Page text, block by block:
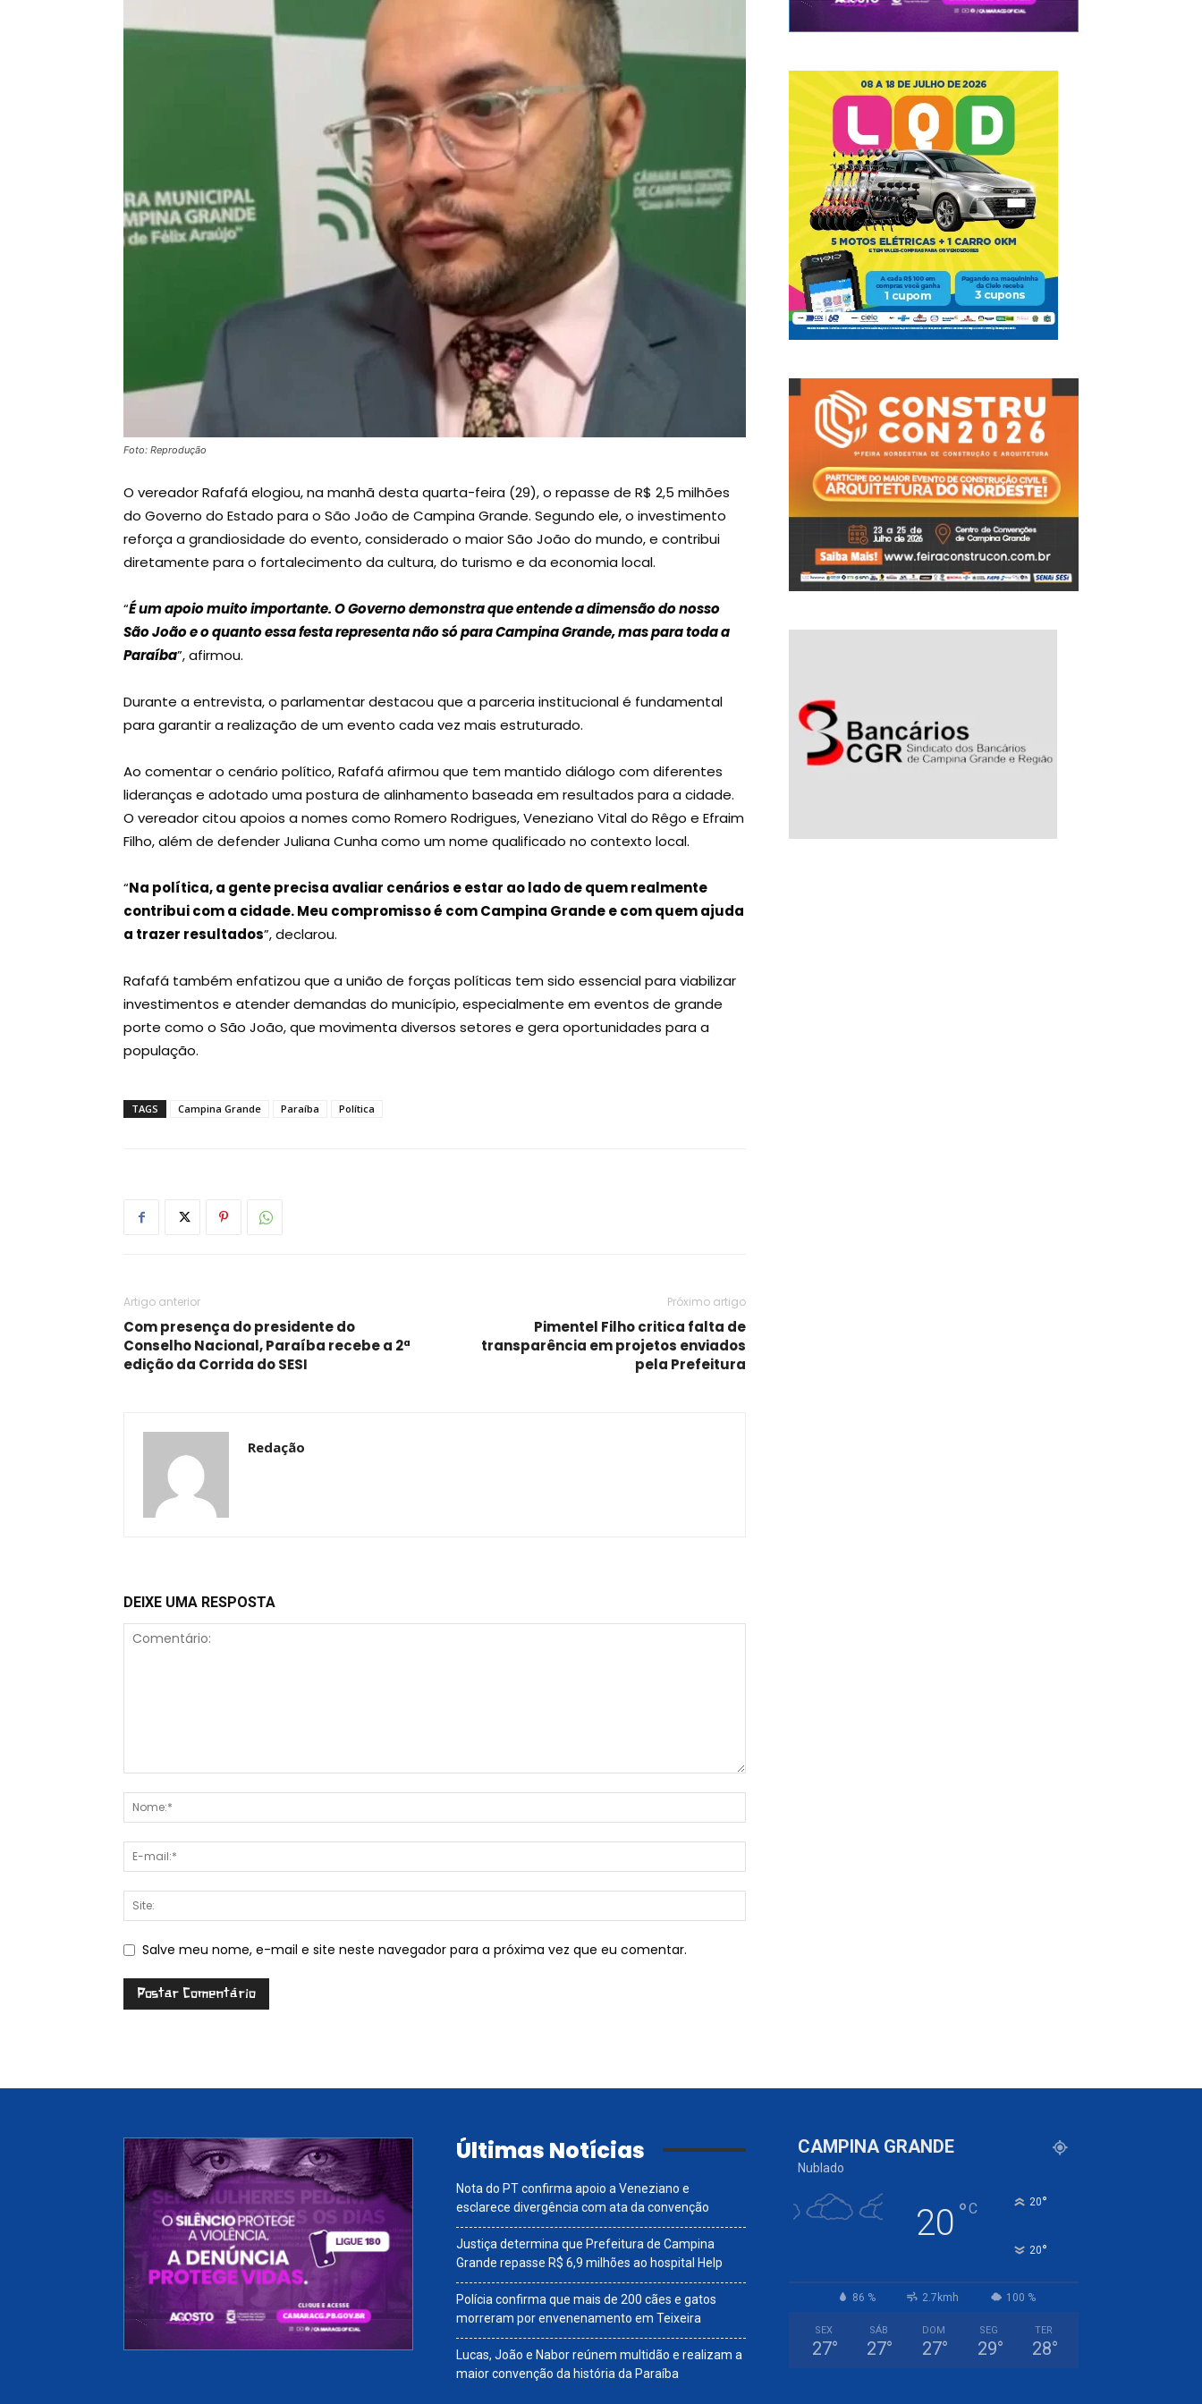
Foto: Reprodução
O vereador Rafafá elogiou, na manhã desta quarta-feira (29), o repasse de R$ 2,5 milhões
do Governo do Estado para o São João de Campina Grande. Segundo ele, o investimento
reforça a grandiosidade do evento, considerado o maior São João do mundo, e contribui
diretamente para o fortalecimento da cultura, do turismo e da economia local.
“É um apoio muito importante. O Governo demonstra que entende a dimensão do nosso
São João e o quanto essa festa representa não só para Campina Grande, mas para toda a
Paraíba”, afirmou.
Durante a entrevista, o parlamentar destacou que a parceria institucional é fundamental
para garantir a realização de um evento cada vez mais estruturado.
Ao comentar o cenário político, Rafafá afirmou que tem mantido diálogo com diferentes
lideranças e adotado uma postura de alinhamento baseada em resultados para a cidade.
O vereador citou apoios a nomes como Romero Rodrigues, Veneziano Vital do Rêgo e Efraim
Filho, além de defender Juliana Cunha como um nome qualificado no contexto local.
“Na política, a gente precisa avaliar cenários e estar ao lado de quem realmente
contribui com a cidade. Meu compromisso é com Campina Grande e com quem ajuda
a trazer resultados”, declarou.
Rafafá também enfatizou que a união de forças políticas tem sido essencial para viabilizar
investimentos e atender demandas do município, especialmente em eventos de grande
porte como o São João, que movimenta diversos setores e gera oportunidades para a
população.
TAGS Campina Grande Paraíba Política
Artigo anterior
Com presença do presidente do
Conselho Nacional, Paraíba recebe a 2ª
edição da Corrida do SESI
Próximo artigo
Pimentel Filho critica falta de
transparência em projetos enviados
pela Prefeitura
Redação
DEIXE UMA RESPOSTA
Salve meu nome, e-mail e site neste navegador para a próxima vez que eu comentar.
Últimas Notícias
Nota do PT confirma apoio a Veneziano e
esclarece divergência com ata da convenção
Justiça determina que Prefeitura de Campina
Grande repasse R$ 6,9 milhões ao hospital Help
Polícia confirma que mais de 200 cães e gatos
morreram por envenenamento em Teixeira
Lucas, João e Nabor reúnem multidão e realizam a
maior convenção da história da Paraíba
CAMPINA GRANDE
Nublado
20 °C 20°
20°
86 % 2.7kmh 100 %
SEX
27°
SÁB
27°
DOM
27°
SEG
29°
TER
28°